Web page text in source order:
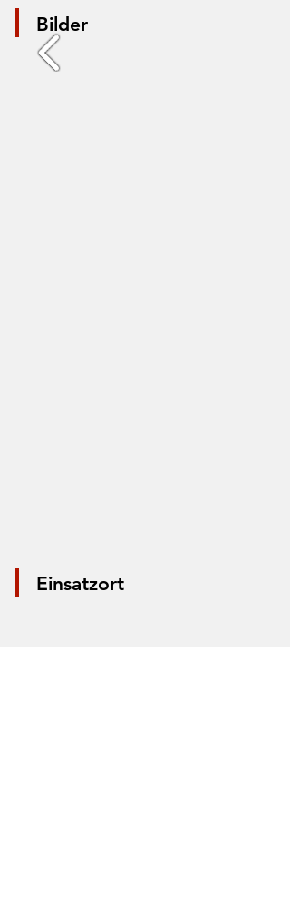
Bilder
Einsatzort